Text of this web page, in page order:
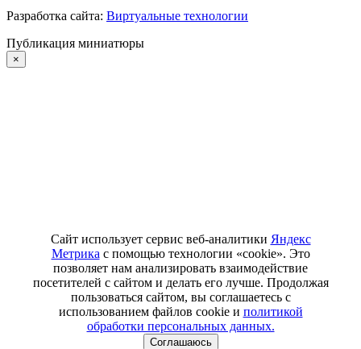
Разработка сайта: Виртуальные технологии
Публикация миниатюры
×
Сайт использует сервис веб-аналитики Яндекс
Метрика с помощью технологии «cookie». Это
позволяет нам анализировать взаимодействие
посетителей с сайтом и делать его лучше. Продолжая
пользоваться сайтом, вы соглашаетесь с
использованием файлов cookie и политикой
обработки персональных данных.
Соглашаюсь